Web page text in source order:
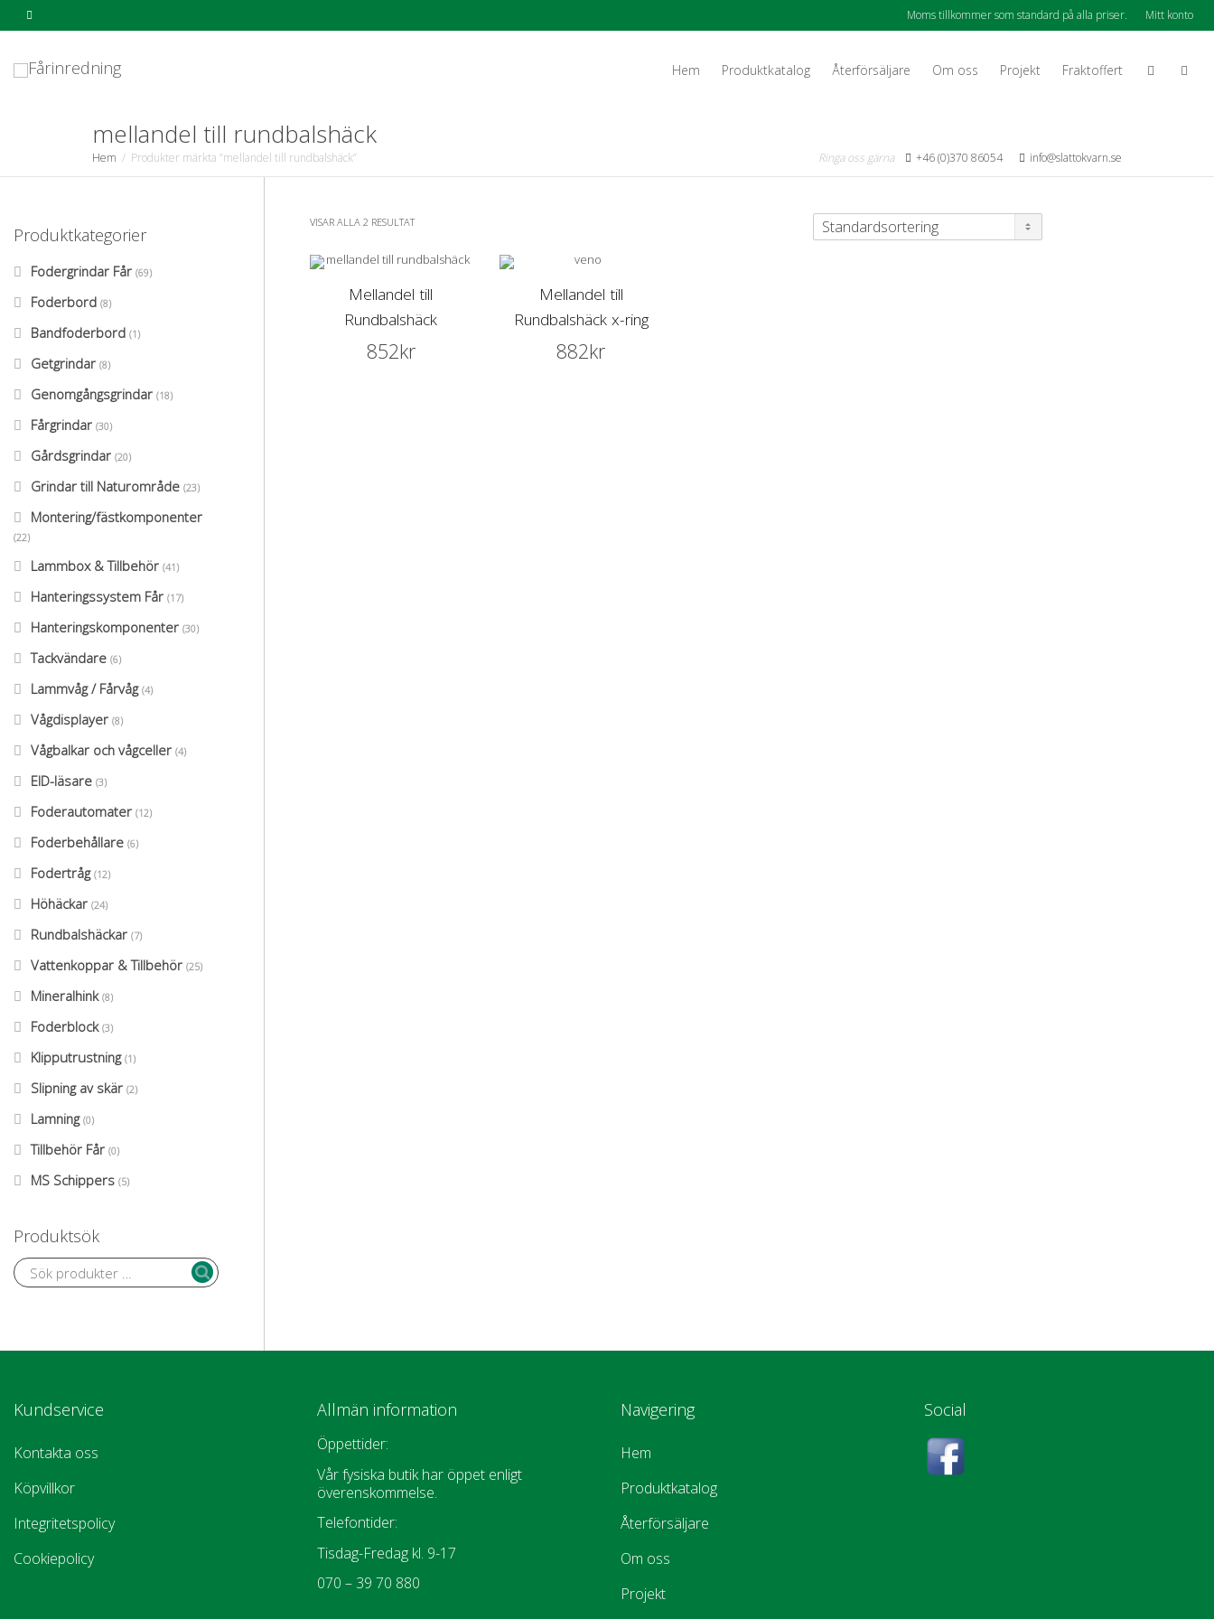
Moms tillkommer som standard på alla priser. Mitt konto
Hem Produktkatalog Återförsäljare Om oss Projekt Fraktoffert
mellandel till rundbalshäck
Hem Produkter märkta ”mellandel till rundbalshäck” Ringa oss gärna +46 (0)370 86054 info@slattokvarn.se
VISAR ALLA 2 RESULTAT
Mellandel till
Rundbalshäck
852kr
Mellandel till
Rundbalshäck x-ring
882kr
Produktkategorier
Fodergrindar Får (69)
Foderbord (8)
Bandfoderbord (1)
Getgrindar (8)
Genomgångsgrindar (18)
Fårgrindar (30)
Gårdsgrindar (20)
Grindar till Naturområde (23)
Montering/fästkomponenter
(22)
Lammbox & Tillbehör (41)
Hanteringssystem Får (17)
Hanteringskomponenter (30)
Tackvändare (6)
Lammvåg / Fårvåg (4)
Vågdisplayer (8)
Vågbalkar och vågceller (4)
EID-läsare (3)
Foderautomater (12)
Foderbehållare (6)
Fodertråg (12)
Höhäckar (24)
Rundbalshäckar (7)
Vattenkoppar & Tillbehör (25)
Mineralhink (8)
Foderblock (3)
Klipputrustning (1)
Slipning av skär (2)
Lamning (0)
Tillbehör Får (0)
MS Schippers (5)
Produktsök
Kundservice
Kontakta oss
Köpvillkor
Integritetspolicy
Cookiepolicy
Allmän information
Öppettider:
Vår fysiska butik har öppet enligt
överenskommelse.
Telefontider:
Tisdag-Fredag kl. 9-17
070 – 39 70 880
Navigering
Hem
Produktkatalog
Återförsäljare
Om oss
Projekt
Social